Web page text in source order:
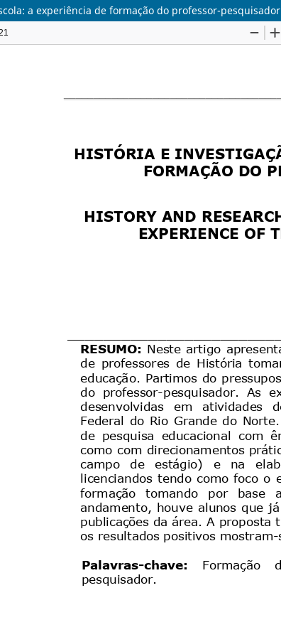
a experiência de formação do professor-pesquisador